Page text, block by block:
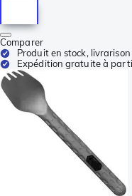
Comparer
Produit en stock,
Expédition gratuite à